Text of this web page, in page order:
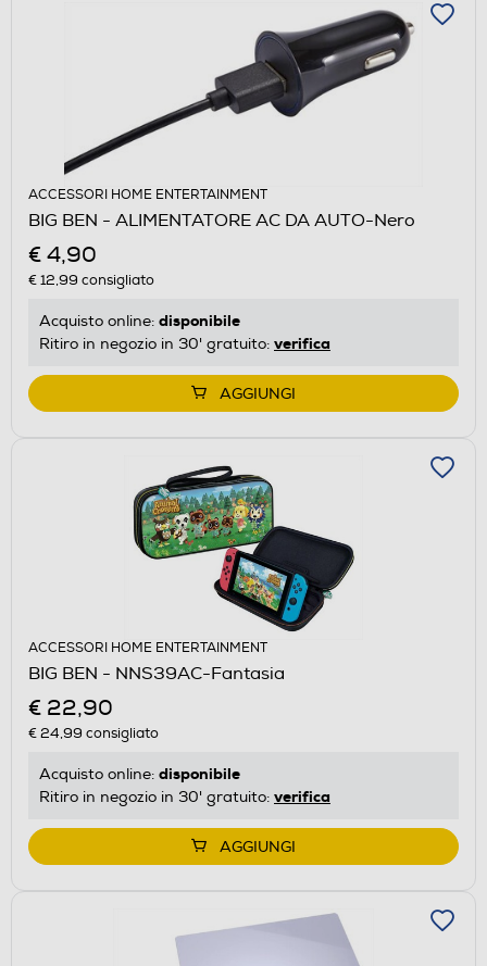
ACCESSORI HOME ENTERTAINMENT
BIG BEN - ALIMENTATORE AC DA AUTO-Nero
€ 4,90
€ 12,99 consigliato
Acquisto online: disponibile
Ritiro in negozio in 30' gratuito: verifica
AGGIUNGI
ACCESSORI HOME ENTERTAINMENT
BIG BEN - NNS39AC-Fantasia
€ 22,90
€ 24,99 consigliato
Acquisto online: disponibile
Ritiro in negozio in 30' gratuito: verifica
AGGIUNGI